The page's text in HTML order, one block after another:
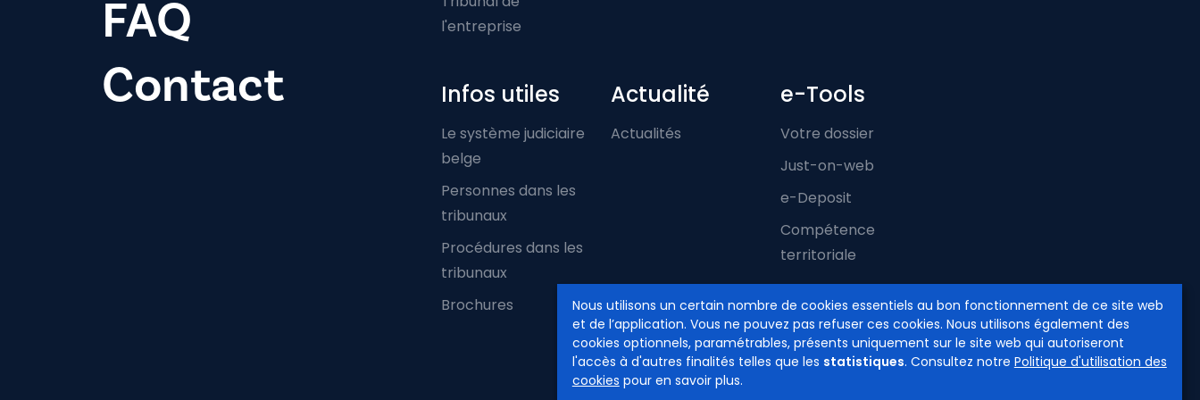
Nous utilisons un certain nombre de cookies essentiels au bon fonctionnement de ce site web
et de l’application. Vous ne pouvez pas refuser ces cookies. Nous utilisons également des
cookies optionnels, paramétrables, présents uniquement sur le site web qui autoriseront
l'accès à d'autres finalités telles que les statistiques. Consultez notre Politique d'utilisation des
cookies pour en savoir plus.
FAQ
Contact
l'entreprise
Infos utiles
Le système judiciaire
belge
Personnes dans les
tribunaux
Procédures dans les
tribunaux
Brochures
Actualité
Actualités
e-Tools
Votre dossier
Just-on-web
e-Deposit
Compétence
territoriale